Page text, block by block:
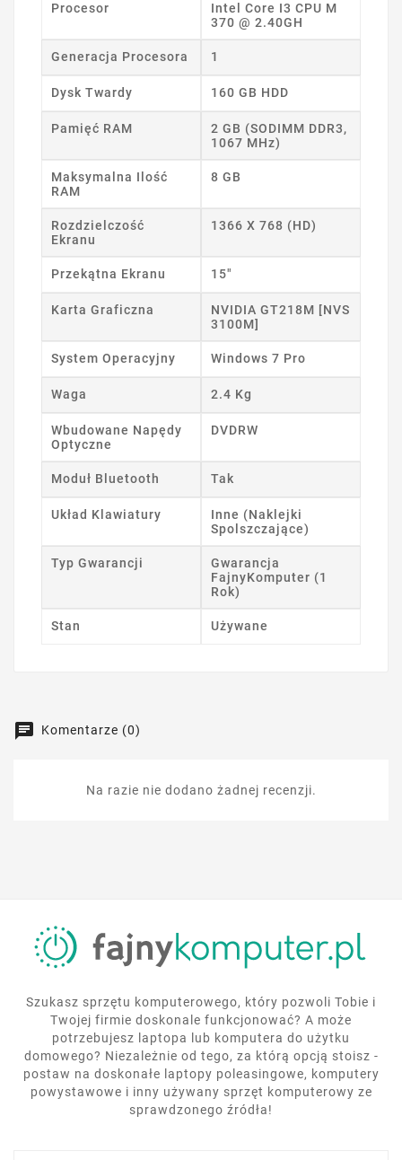
Procesor
Intel Core I3 CPU M
370 @ 2.40GH
Generacja Procesora 1
Dysk Twardy 160 GB HDD
Pamięć RAM
2 GB (SODIMM DDR3,
1067 MHz)
Maksymalna Ilość
RAM
8 GB
Rozdzielczość
Ekranu
1366 X 768 (HD)
Przekątna Ekranu 15"
Karta Graficzna
NVIDIA GT218M [NVS
3100M]
System Operacyjny Windows 7 Pro
Waga 2.4 Kg
Wbudowane Napędy
Optyczne
DVDRW
Moduł Bluetooth Tak
Układ Klawiatury
Inne (Naklejki
Spolszczające)
Typ Gwarancji
Gwarancja
FajnyKomputer (1
Rok)
Stan Używane
Komentarze (0)
Na razie nie dodano żadnej recenzji.
Szukasz sprzętu komputerowego, który pozwoli Tobie i
Twojej firmie doskonale funkcjonować? A może
potrzebujesz laptopa lub komputera do użytku
domowego? Niezależnie od tego, za którą opcją stoisz -
postaw na doskonałe laptopy poleasingowe, komputery
powystawowe i inny używany sprzęt komputerowy ze
sprawdzonego źródła!